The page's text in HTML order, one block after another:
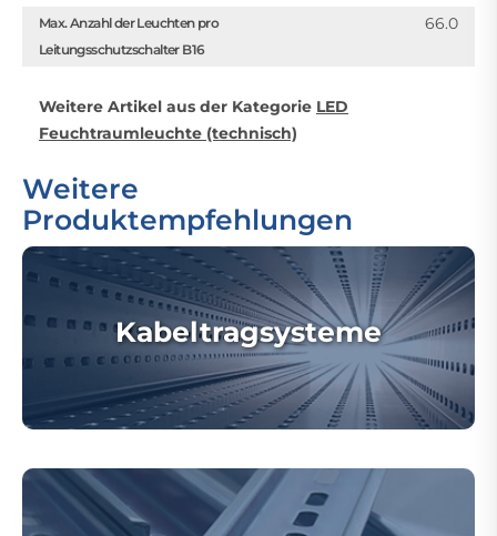
Max. Anzahl der Leuchten pro
Leitungsschutzschalter B16
66.0
Weitere Artikel aus der Kategorie LED
Feuchtraumleuchte (technisch)
Weitere
Produktempfehlungen
Kabeltragsysteme